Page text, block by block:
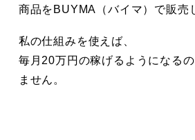
商品をBUYMA（バイマ）で販売
私の仕組みを使えば、
毎月20万円の稼げるようになる
ません。